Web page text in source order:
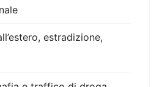
estradizione,